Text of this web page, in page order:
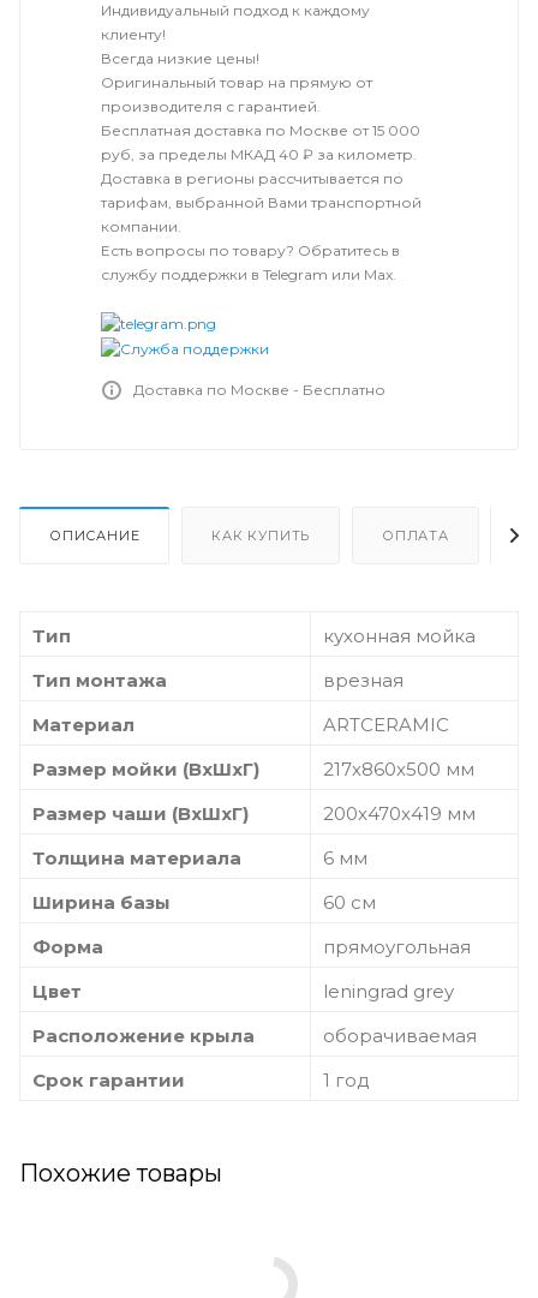
Индивидуальный подход к каждому
клиенту!
Всегда низкие цены!
Оригинальный товар на прямую от
производителя с гарантией.
Бесплатная доставка по Москве от 15 000
руб, за пределы МКАД 40 ₽ за километр.
Доставка в регионы рассчитывается по
тарифам, выбранной Вами транспортной
компании.
Есть вопросы по товару? Обратитесь в
службу поддержки в Telegram или Max.
Доставка по Москве - Бесплатно
ОПИСАНИЕ КАК КУПИТЬ ОПЛАТА
Тип
кухонная мойка
Тип монтажа
врезная
Материал
ARTCERAMIC
Размер мойки (ВхШxГ)
217х860x500 мм
Размер чаши (ВхШxГ)
200х470x419 мм
Толщина материала
6 мм
Ширина базы
60 см
Форма
прямоугольная
Цвет
leningrad grey
Расположение крыла
оборачиваемая
Срок гарантии
1 год
Похожие товары